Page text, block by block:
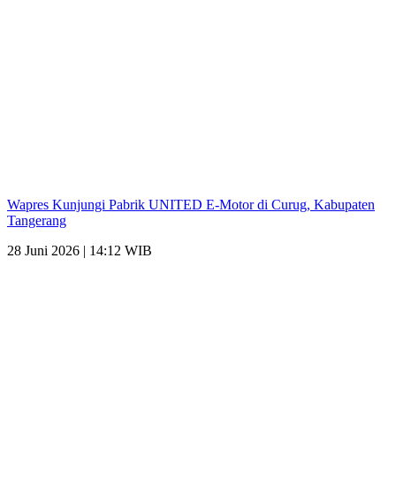
Wapres Kunjungi Pabrik UNITED E-Motor di Curug, Kabupaten
Tangerang
28 Juni 2026 | 14:12 WIB